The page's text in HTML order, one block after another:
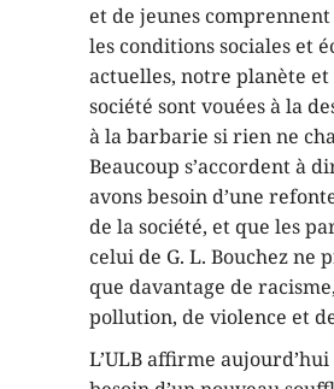
et de jeunes comprennent
les conditions sociales et
actuelles, notre planète
société sont vouées à la
à la barbarie si rien ne
Beaucoup s’accordent à
avons besoin d’une
de la société, et que les
celui de G. L. Bouchez ne
que davantage de
pollution, de violence et
L’ULB affirme aujourd’hui